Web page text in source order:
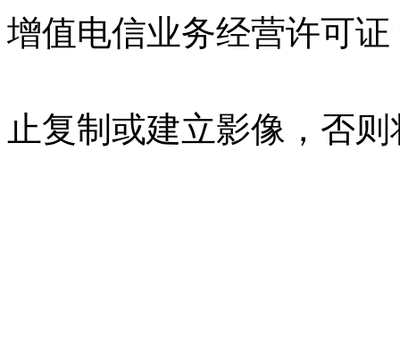
增值电信业务经营许可证
止复制或建立影像，否